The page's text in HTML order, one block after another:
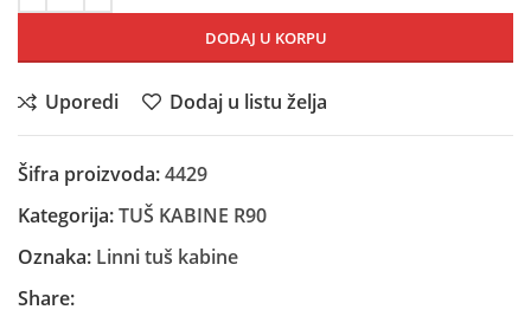
DODAJ U KORPU
Uporedi Dodaj u listu želja
Šifra proizvoda:4429
Kategorija:TUŠ KABINE R90
Oznaka: Linni tuš kabine
Share: